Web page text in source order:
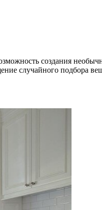
создания
случайного подбора